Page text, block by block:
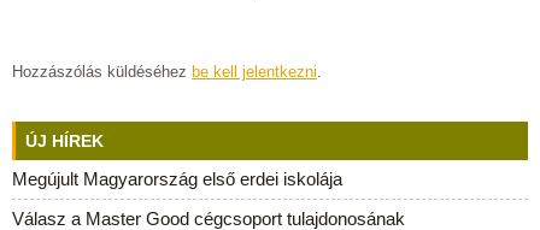
Hozzászólás küldéséhez be kell jelentkezni.
ÚJ HÍREK
Megújult Magyarország első erdei iskolája
Válasz a Master Good cégcsoport tulajdonosának